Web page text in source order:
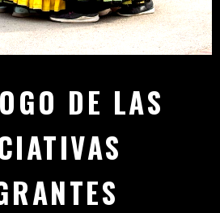
DE LAS